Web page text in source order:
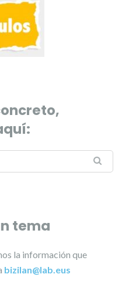
tema
la información que
bizilan@lab.eus